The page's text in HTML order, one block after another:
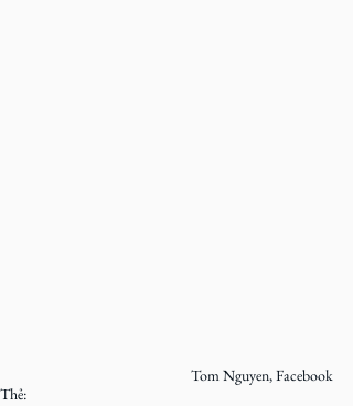
Tom Nguyen, Facebook
Thẻ: